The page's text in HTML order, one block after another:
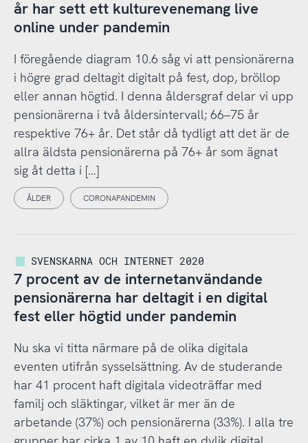
år har sett ett kulturevenemang live
online under pandemin
I föregående diagram 10.6 såg vi att pensionärerna
i högre grad deltagit digitalt på fest, dop, bröllop
eller annan högtid. I denna åldersgraf delar vi upp
pensionärerna i två åldersintervall; 66–75 år
respektive 76+ år. Det står då tydligt att det är de
allra äldsta pensionärerna på 76+ år som ägnat
sig åt detta i […]
ÅLDER CORONAPANDEMIN
SVENSKARNA OCH INTERNET 2020
7 procent av de internetanvändande
pensionärerna har deltagit i en digital
fest eller högtid under pandemin
Nu ska vi titta närmare på de olika digitala
eventen utifrån sysselsättning. Av de studerande
har 41 procent haft digitala videoträffar med
familj och släktingar, vilket är mer än de
arbetande (37%) och pensionärerna (33%). I alla tre